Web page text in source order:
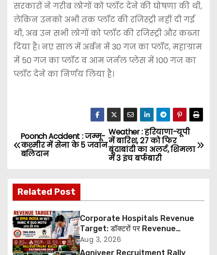
सरकारों ने गरीब लोगों को प्लॉट देने की घोषणा की थी,
लेकिन उनको अभी तक प्लॉट की रजिस्ट्री नहीं दी गई
थी, अब उन सभी लोगों को प्लॉट की रजिस्ट्री और कब्जा
दिया है। नए साल में अर्बन में 30 गज का प्लॉट, महाग्राम
में 50 गज का प्लॉट व आम जर्नल प्लेस में 100 गज का
प्लॉट देने का निर्णय लिया है।
P
o
t
n
a
Weather : हरियाणा-यूपी
में बारिश, 27 को फिर
बूंदाबांदी का अलर्ट, शिमला
में 3 इंच बर्फबारी
Poonch Accident : जम्मू-
कश्मीर में सेना के 5 जवान
बलिदान
Related Post
Corporate Hospitals Revenue
Target: डॉक्टरों पर Revenue
Targets थोपने के खिलाफ DMA India
का बड़ा कदम, NHRC से Suo Motu जांच
Aug 3, 2026
Agniveer Recruitment Rally